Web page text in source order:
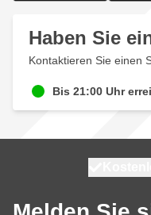
Haben Sie
Kontaktieren Sie einen
Bis 21:00 Uhr